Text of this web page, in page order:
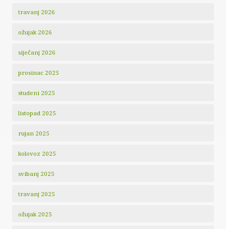
travanj 2026
ožujak 2026
siječanj 2026
prosinac 2025
studeni 2025
listopad 2025
rujan 2025
kolovoz 2025
svibanj 2025
travanj 2025
ožujak 2025